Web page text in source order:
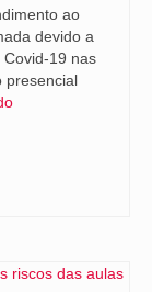
ao
devido a
19 nas
presencial